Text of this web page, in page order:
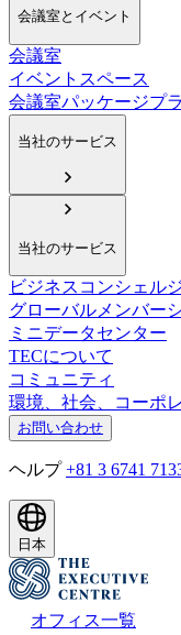
会議室とイベント
会議室
イベントスペース
会議室パッケージプ
当社のサービス
当社のサービス
ビジネスコンシェル
グローバルメンバー
ミニデータセンター
TECについて
コミュニティ
環境、社会、コーポ
お問い合わせ
ヘルプ +81 3 6741
日本
オフィス一覧